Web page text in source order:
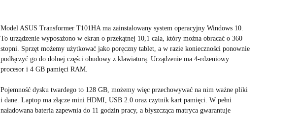
Model ASUS Transformer T101HA ma zainstalowany system operacyjny Windows 10.
To urządzenie wyposażono w ekran o przekątnej 10,1 cala, który można obracać o 360
stopni. Sprzęt możemy użytkować jako poręczny tablet, a w razie konieczności ponownie
podłączyć go do dolnej części obudowy z klawiaturą. Urządzenie ma 4-rdzeniowy
procesor i 4 GB pamięci RAM.
Pojemność dysku twardego to 128 GB, możemy więc przechowywać na nim ważne pliki
i dane. Laptop ma złącze mini HDMI, USB 2.0 oraz czytnik kart pamięci. W pełni
naładowana bateria zapewnia do 11 godzin pracy, a błyszcząca matryca gwarantuje